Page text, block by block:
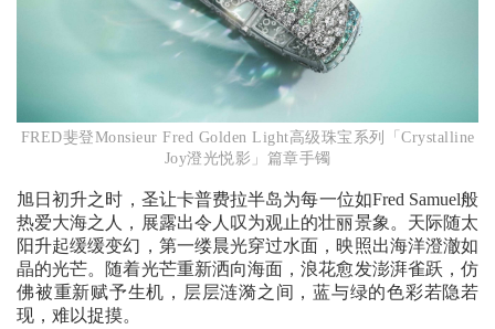
FRED斐登Monsieur Fred Golden Light高级珠宝系列「Crystalline
Joy澄光悦影」篇章手镯
旭日初升之时，圣让卡普费拉半岛为每一位如Fred Samuel般
热爱大海之人，展露出令人叹为观止的壮丽景象。天际随太
阳升起缓缓变幻，第一缕晨光穿过水面，映照出海洋澄澈如
晶的光芒。随着光芒重新洒向海面，浪花愈发澎湃雀跃，仿
佛被重新赋予生机，层层涟漪之间，蓝与绿的色彩若隐若
现，难以捉摸。